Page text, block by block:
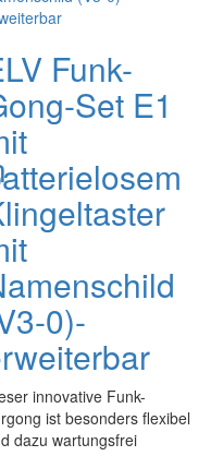
Funk-
Set E1
0)-
innovative Funk-
ist besonders flexibel
dazu wartungsfrei